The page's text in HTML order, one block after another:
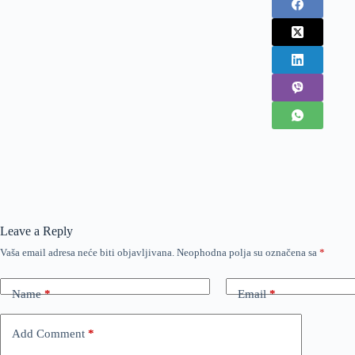
Leave a Reply
Vaša email adresa neće biti objavljivana. Neophodna polja su označena sa *
Name* Email*
Add Comment *